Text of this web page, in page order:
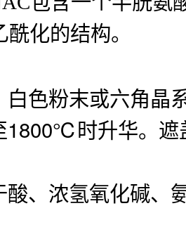
化的结构。
白色粉末或六角晶
1800℃时升华。遮
酸、浓氢氧化碱、